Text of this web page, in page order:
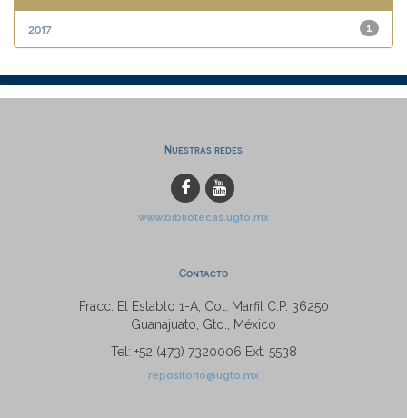
1
2017
Nuestras redes
www.bibliotecas.ugto.mx
Contacto
Fracc. El Establo 1-A, Col. Marfil C.P. 36250
Guanajuato, Gto., México
Tel: +52 (473) 7320006 Ext. 5538
repositorio@ugto.mx